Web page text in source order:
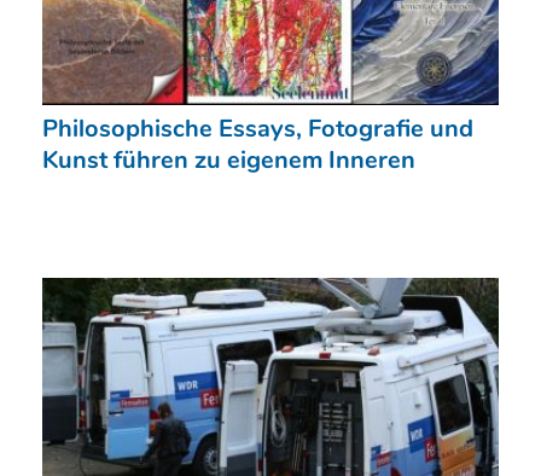
Philosophische Essays, Fotografie und
Kunst führen zu eigenem Inneren